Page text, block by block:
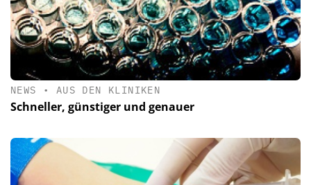
NEWS • AUS DEN KLINIKEN
Schneller, günstiger und genauer